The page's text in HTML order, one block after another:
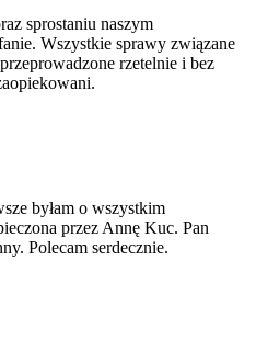
sprostaniu naszym
Wszystkie sprawy związane
rzetelnie i bez
byłam o wszystkim
przez Annę Kuc. Pan
Polecam serdecznie.